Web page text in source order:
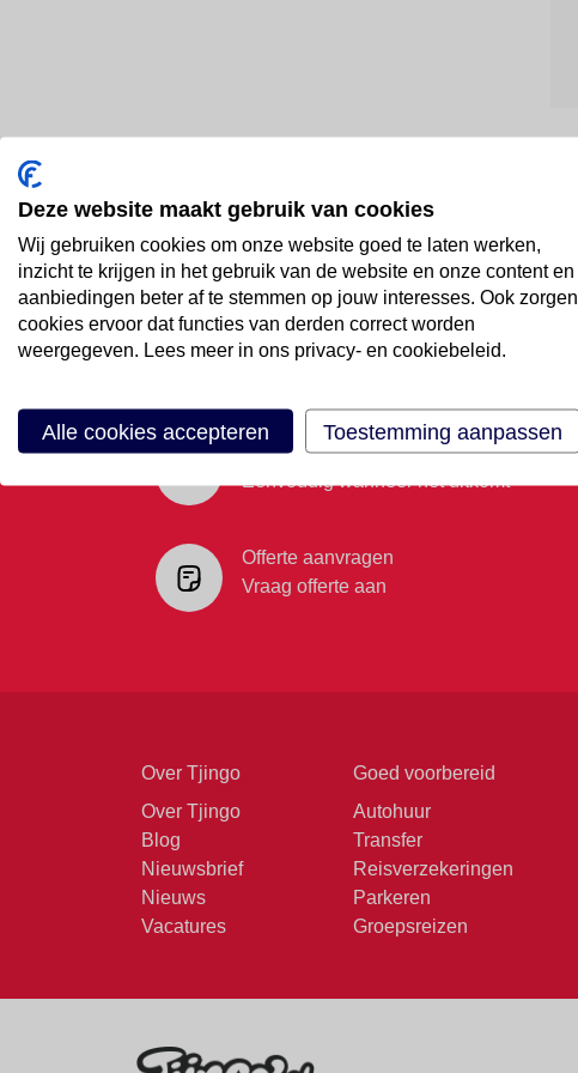
Bel ons
088 66 55 999
Mail ons
Maak een afspraak
Eenvoudig wanneer het uitkomt
Offerte aanvragen
Vraag offerte aan
Over Tjingo
Over Tjingo
Blog
Nieuwsbrief
Nieuws
Vacatures
Goed voorbereid
Autohuur
Transfer
Reisverzekeringen
Parkeren
Groepsreizen
Deze website maakt gebruik van cookies
Wij gebruiken cookies om onze website goed te laten werken,
inzicht te krijgen in het gebruik van de website en onze content en
aanbiedingen beter af te stemmen op jouw interesses. Ook zorgen
cookies ervoor dat functies van derden correct worden
weergegeven. Lees meer in ons privacy- en cookiebeleid.
Alle cookies accepteren Toestemming aanpassen